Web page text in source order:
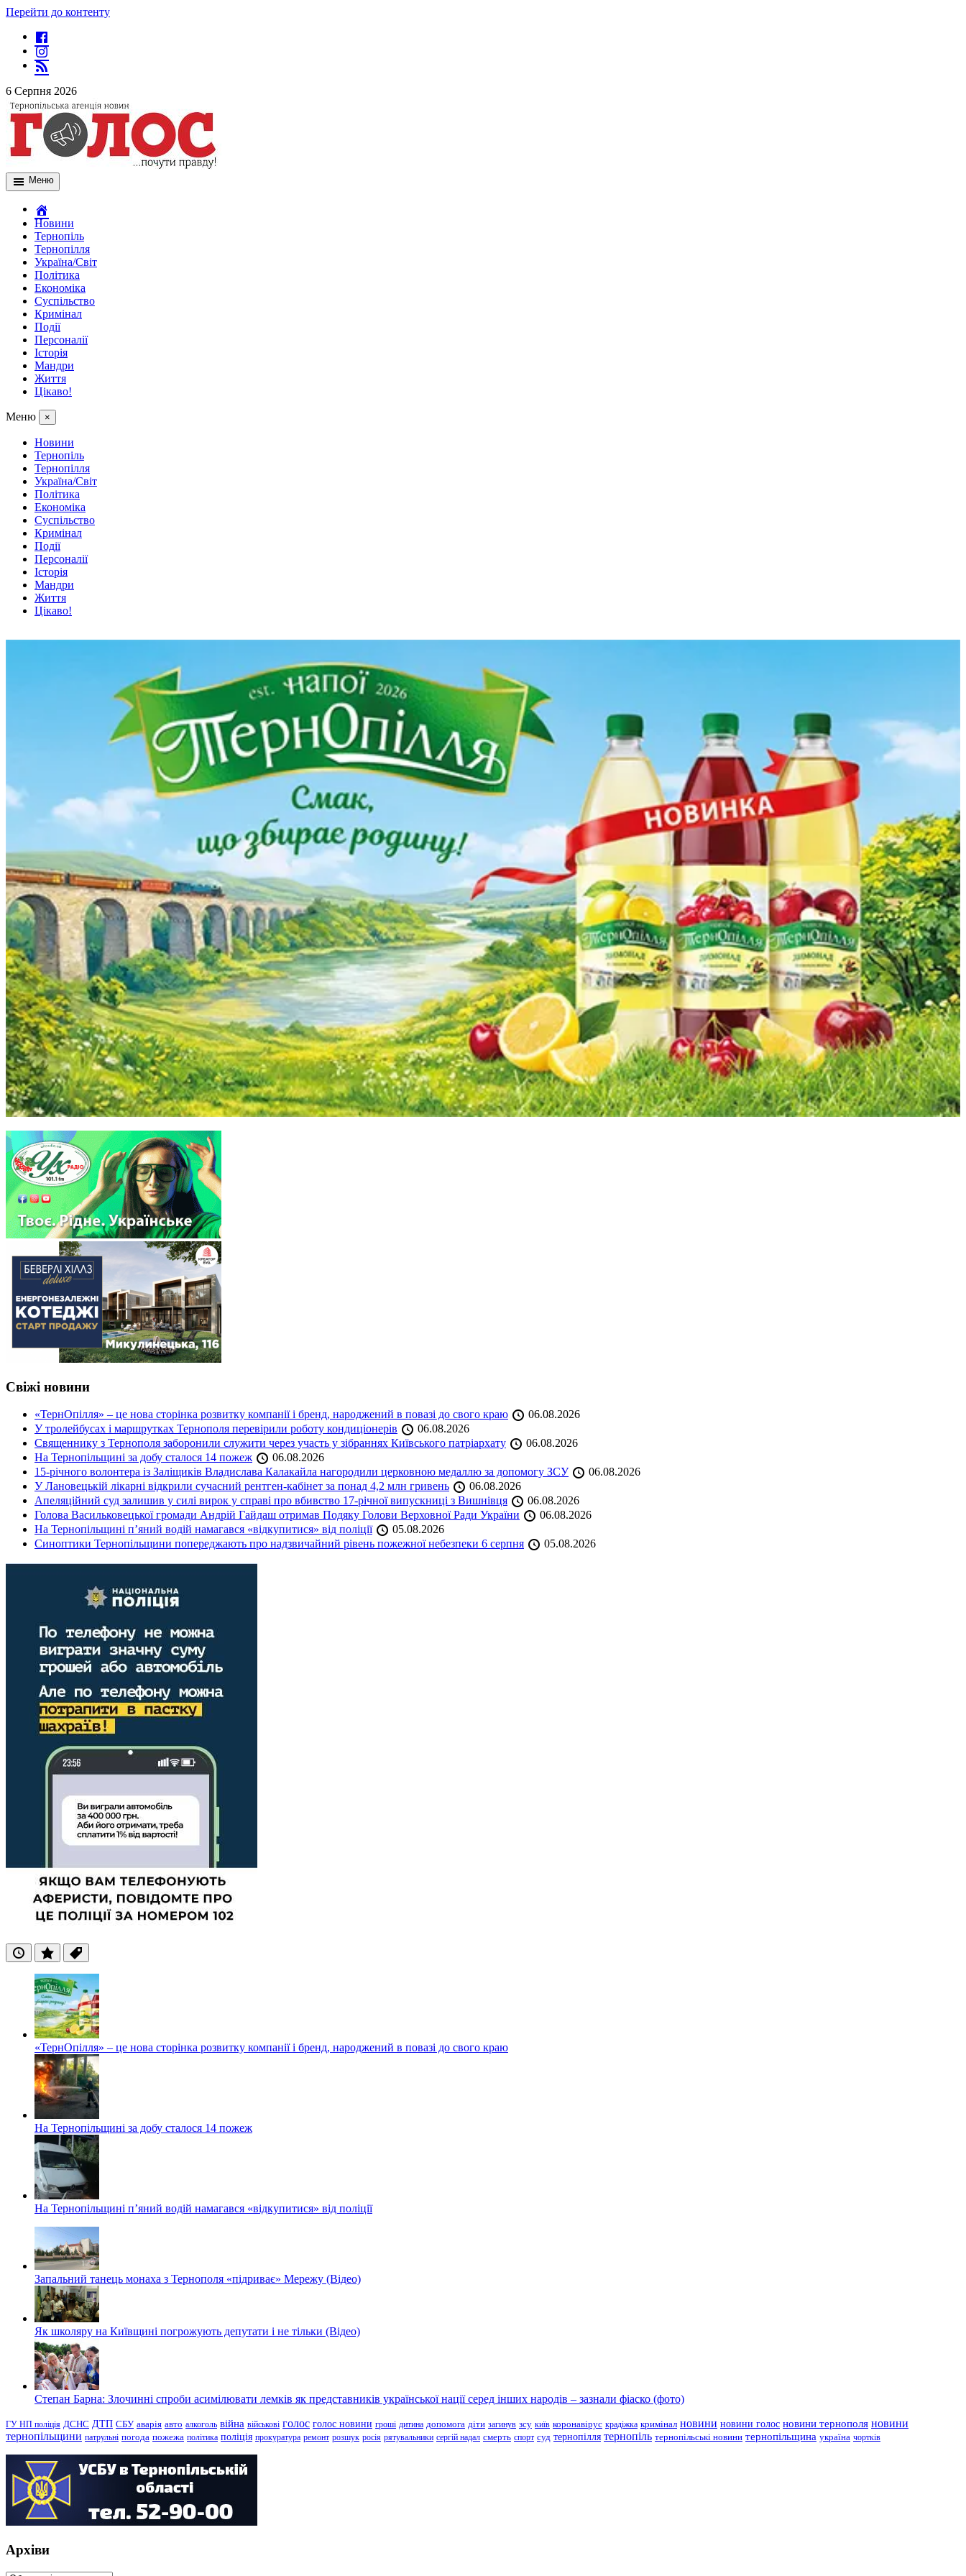
Перейти до контенту
6 Серпня 2026
Меню
Новини
Тернопіль
Тернопілля
Україна/Світ
Політика
Економіка
Суспільство
Кримінал
Події
Персоналії
Історія
Мандри
Життя
Цікаво!
Меню ×
Новини
Тернопіль
Тернопілля
Україна/Світ
Політика
Економіка
Суспільство
Кримінал
Події
Персоналії
Історія
Мандри
Життя
Цікаво!
Свіжі новини
«ТернОпілля» – це нова сторінка розвитку компанії і бренд, народжений в повазі до свого краю
06.08.2026
У тролейбусах і маршрутках Тернополя перевірили роботу кондиціонерів
06.08.2026
Священнику з Тернополя заборонили служити через участь у зібраннях Київського патріархату
06.08.2026
На Тернопільщині за добу сталося 14 пожеж
06.08.2026
15-річного волонтера із Заліщиків Владислава Калакайла нагородили церковною медаллю за допомогу ЗСУ
06.08.2026
У Лановецькій лікарні відкрили сучасний рентген-кабінет за понад 4,2 млн гривень
06.08.2026
Апеляційний суд залишив у силі вирок у справі про вбивство 17-річної випускниці з Вишнівця
06.08.2026
Голова Васильковецької громади Андрій Гайдаш отримав Подяку Голови Верховної Ради України
06.08.2026
На Тернопільщині п’яний водій намагався «відкупитися» від поліції
05.08.2026
Синоптики Тернопільщини попереджають про надзвичайний рівень пожежної небезпеки 6 серпня
05.08.2026
ОстанніПопулярні
Теги
«ТернОпілля» – це нова сторінка розвитку компанії і бренд, народжений в повазі до свого краю
На Тернопільщині за добу сталося 14 пожеж
На Тернопільщині п’яний водій намагався «відкупитися» від поліції
Запальний танець монаха з Тернополя «підриває» Мережу (Відео)
Як школяру на Київщині погрожують депутати і не тільки (Відео)
Степан Барна: Злочинні спроби асимілювати лемків як представників української нації серед інших народів – зазнали фіаско (фото)
ГУ НП поліція ДСНС ДТП СБУ аварія авто алкоголь війна військові голос голос новини гроші дитина допомога діти загинув зсу київ коронавірус крадіжка кримінал новини новини голос новини тернополя новини
тернопільщини патрульні погода пожежа політика поліція прокуратура ремонт розшук росія рятувальники сергій надал смерть спорт суд тернопілля тернопіль тернопільські новини тернопільщина україна чортків
Архіви